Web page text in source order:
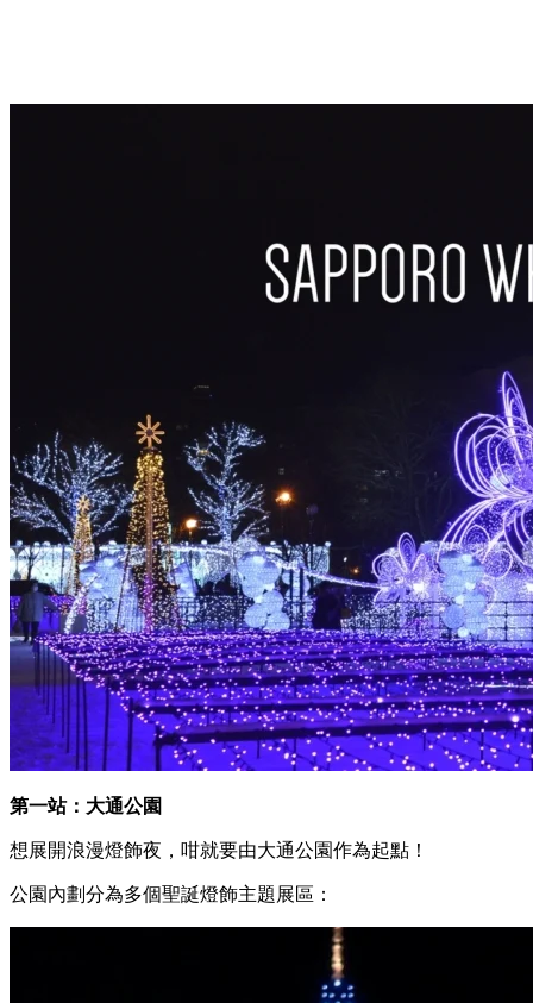
第一站：大通公園
想展開浪漫燈飾夜，咁就要由大通公園作為起點！
公園內劃分為多個聖誕燈飾主題展區：